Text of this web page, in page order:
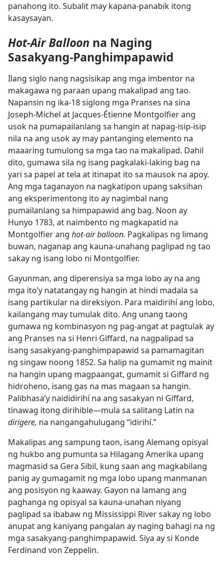
panahong ito. Subalit may kapana-panabik itong
kasaysayan.
Hot-Air Balloon na Naging
Sasakyang-Panghimpapawid
Ilang siglo nang nagsisikap ang mga imbentor na
makagawa ng paraan upang makalipad ang tao.
Napansin ng ika-18 siglong mga Pranses na sina
Joseph-Michel at Jacques-Étienne Montgolfier ang
usok na pumapailanlang sa hangin at napag-isip-isip
nila na ang usok ay may pantanging elemento na
maaaring tumulong sa mga tao na makalipad. Dahil
dito, gumawa sila ng isang pagkalaki-laking bag na
yari sa papel at tela at itinapat ito sa mausok na apoy.
Ang mga taganayon na nagkatipon upang saksihan
ang eksperimentong ito ay nagimbal nang
pumailanlang sa himpapawid ang bag. Noon ay
Hunyo 1783, at naimbento ng magkapatid na
Montgolfier ang hot-air balloon. Pagkalipas ng limang
buwan, naganap ang kauna-unahang paglipad ng tao
sakay ng isang lobo ni Montgolfier.
Gayunman, ang diperensiya sa mga lobo ay na ang
mga ito’y natatangay ng hangin at hindi madala sa
isang partikular na direksiyon. Para maidirihí ang lobo,
kailangang may tumulak dito. Ang unang taong
gumawa ng kombinasyon ng pag-angat at pagtulak ay
ang Pranses na si Henri Giffard, na nagpalipad sa
isang sasakyang-panghimpapawid sa pamamagitan
ng singaw noong 1852. Sa halip na gumamit ng mainit
na hangin upang magpaangat, gumamit si Giffard ng
hidroheno, isang gas na mas magaan sa hangin.
Palibhasa’y naididirihí na ang sasakyan ni Giffard,
tinawag itong dirihible​—mula sa salitang Latin na
dirigere, na nangangahulugang “idirihí.”
Makalipas ang sampung taon, isang Alemang opisyal
ng hukbo ang pumunta sa Hilagang Amerika upang
magmasid sa Gera Sibil, kung saan ang magkabilang
panig ay gumagamit ng mga lobo upang manmanan
ang posisyon ng kaaway. Gayon na lamang ang
paghanga ng opisyal sa kauna-unahan niyang
paglipad sa ibabaw ng Mississippi River sakay ng lobo
anupat ang kaniyang pangalan ay naging bahagi na ng
mga sasakyang-panghimpapawid. Siya ay si Konde
Ferdinand von Zeppelin.